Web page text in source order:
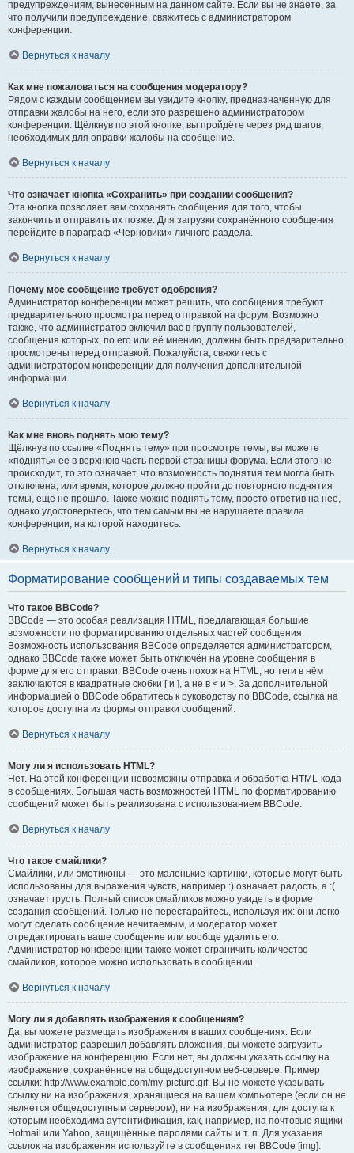
предупреждениям, вынесенным на данном сайте. Если вы не знаете, за
что получили предупреждение, свяжитесь с администратором
конференции.
Вернуться к началу
Как мне пожаловаться на сообщения модератору?
Рядом с каждым сообщением вы увидите кнопку, предназначенную для
отправки жалобы на него, если это разрешено администратором
конференции. Щёлкнув по этой кнопке, вы пройдёте через ряд шагов,
необходимых для оправки жалобы на сообщение.
Вернуться к началу
Что означает кнопка «Сохранить» при создании сообщения?
Эта кнопка позволяет вам сохранять сообщения для того, чтобы
закончить и отправить их позже. Для загрузки сохранённого сообщения
перейдите в параграф «Черновики» личного раздела.
Вернуться к началу
Почему моё сообщение требует одобрения?
Администратор конференции может решить, что сообщения требуют
предварительного просмотра перед отправкой на форум. Возможно
также, что администратор включил вас в группу пользователей,
сообщения которых, по его или её мнению, должны быть предварительно
просмотрены перед отправкой. Пожалуйста, свяжитесь с
администратором конференции для получения дополнительной
информации.
Вернуться к началу
Как мне вновь поднять мою тему?
Щёлкнув по ссылке «Поднять тему» при просмотре темы, вы можете
«поднять» её в верхнюю часть первой страницы форума. Если этого не
происходит, то это означает, что возможность поднятия тем могла быть
отключена, или время, которое должно пройти до повторного поднятия
темы, ещё не прошло. Также можно поднять тему, просто ответив на неё,
однако удостоверьтесь, что тем самым вы не нарушаете правила
конференции, на которой находитесь.
Вернуться к началу
Форматирование сообщений и типы создаваемых тем
Что такое BBCode?
BBCode — это особая реализация HTML, предлагающая большие
возможности по форматированию отдельных частей сообщения.
Возможность использования BBCode определяется администратором,
однако BBCode также может быть отключён на уровне сообщения в
форме для его отправки. BBCode очень похож на HTML, но теги в нём
заключаются в квадратные скобки [ и ], а не в < и >. За дополнительной
информацией о BBCode обратитесь к руководству по BBCode, ссылка на
которое доступна из формы отправки сообщений.
Вернуться к началу
Могу ли я использовать HTML?
Нет. На этой конференции невозможны отправка и обработка HTML-кода
в сообщениях. Большая часть возможностей HTML по форматированию
сообщений может быть реализована с использованием BBCode.
Вернуться к началу
Что такое смайлики?
Смайлики, или эмотиконы — это маленькие картинки, которые могут быть
использованы для выражения чувств, например :) означает радость, а :(
означает грусть. Полный список смайликов можно увидеть в форме
создания сообщений. Только не перестарайтесь, используя их: они легко
могут сделать сообщение нечитаемым, и модератор может
отредактировать ваше сообщение или вообще удалить его.
Администратор конференции также может ограничить количество
смайликов, которое можно использовать в сообщении.
Вернуться к началу
Могу ли я добавлять изображения к сообщениям?
Да, вы можете размещать изображения в ваших сообщениях. Если
администратор разрешил добавлять вложения, вы можете загрузить
изображение на конференцию. Если нет, вы должны указать ссылку на
изображение, сохранённое на общедоступном веб-сервере. Пример
ссылки: http://www.example.com/my-picture.gif. Вы не можете указывать
ссылку ни на изображения, хранящиеся на вашем компьютере (если он не
является общедоступным сервером), ни на изображения, для доступа к
которым необходима аутентификация, как, например, на почтовые ящики
Hotmail или Yahoo, защищённые паролями сайты и т. п. Для указания
ссылок на изображения используйте в сообщениях тег BBCode [img].